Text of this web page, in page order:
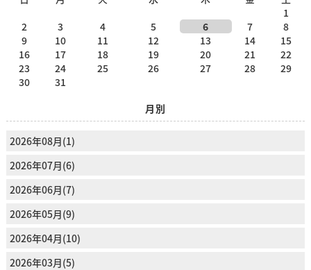
1
2
3 4 5 6 7
8
9
10 11 12 13 14
15
16
17 18 19 20 21
22
23
24 25 26 27 28
29
30
31
月別
2026年08月(1)
2026年07月(6)
2026年06月(7)
2026年05月(9)
2026年04月(10)
2026年03月(5)